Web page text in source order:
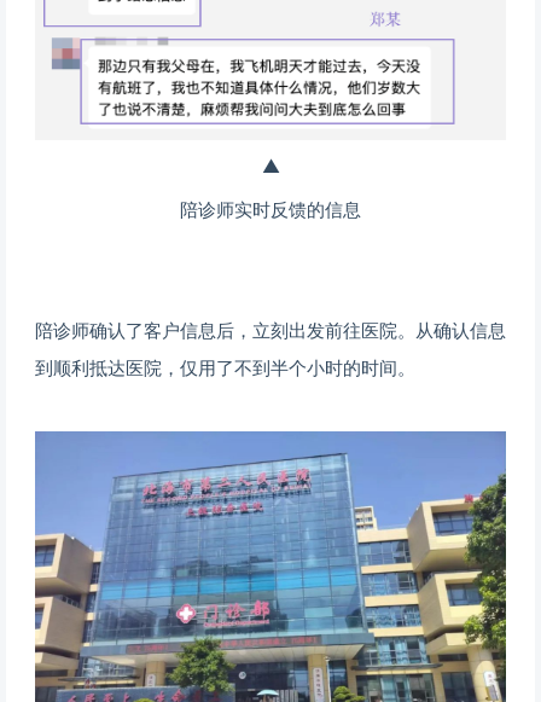
▲
陪诊师实时反馈的信息
陪诊师确认了客户信息后， 立刻出发前往医院。
从确认信息
到顺利抵达医院， 仅用了不到半个小时的时间。